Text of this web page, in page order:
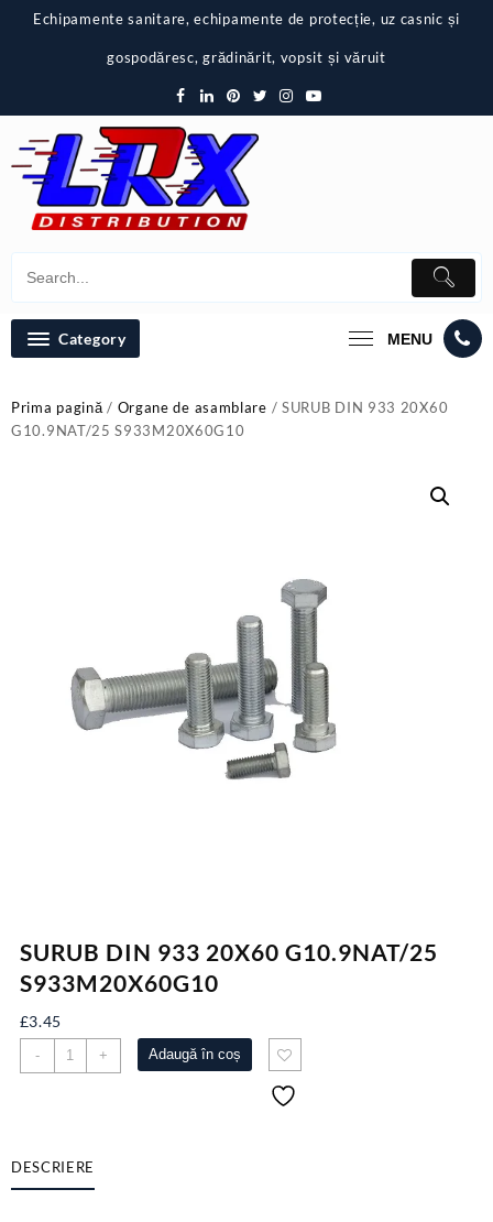
Echipamente sanitare, echipamente de protecție, uz casnic și
gospodăresc, grădinărit, vopsit și văruit
Category MENU
Prima pagină/ Organe de asamblare / SURUB DIN 933 20X60
G10.9NAT/25 S933M20X60G10
SURUB DIN 933 20X60 G10.9NAT/25
S933M20X60G10
£3.45
-
Cantitate
SURUB
G10.9NAT/25
S933M20X60G10
+ Adaugă în coș
DESCRIERE